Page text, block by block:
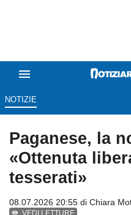
NOTIZIE
Paganese, la
«Ottenuta
tesserati»
08.07.2026 20:55 di Chiara
VEDI LETTURE